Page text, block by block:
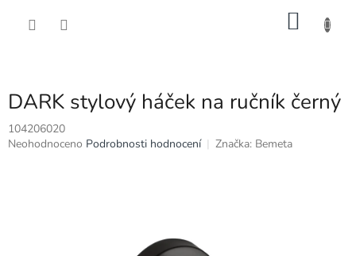
DARK stylový háček na ručník černý
104206020
Průměrné
Neohodnoceno Podrobnosti hodnocení Značka: Bemeta